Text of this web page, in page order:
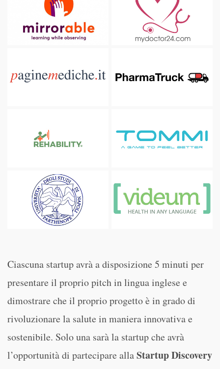
Ciascuna startup avrà a disposizione 5 minuti per
presentare il proprio pitch in lingua inglese e
dimostrare che il proprio progetto è in grado di
rivoluzionare la salute in maniera innovativa e
sostenibile. Solo una sarà la startup che avrà
l’opportunità di partecipare allaStartup Discovery